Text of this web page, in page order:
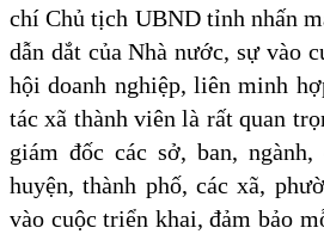
chí Chủ tịch UBND tỉnh nhấn
dẫn dắt của Nhà nước, sự vào
hội doanh nghiệp, liên minh
tác xã thành viên là rất quan
giám đốc các sở, ban,
huyện, thành phố, các xã,
vào cuộc triển khai, đảm bảo